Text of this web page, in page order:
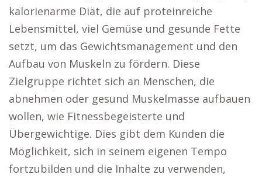
kalorienarme Diät, die auf proteinreiche
Lebensmittel, viel Gemüse und gesunde Fette
setzt, um das Gewichtsmanagement und den
Aufbau von Muskeln zu fördern. Diese
Zielgruppe richtet sich an Menschen, die
abnehmen oder gesund Muskelmasse aufbauen
wollen, wie Fitnessbegeisterte und
Übergewichtige. Dies gibt dem Kunden die
Möglichkeit, sich in seinem eigenen Tempo
fortzubilden und die Inhalte zu verwenden,